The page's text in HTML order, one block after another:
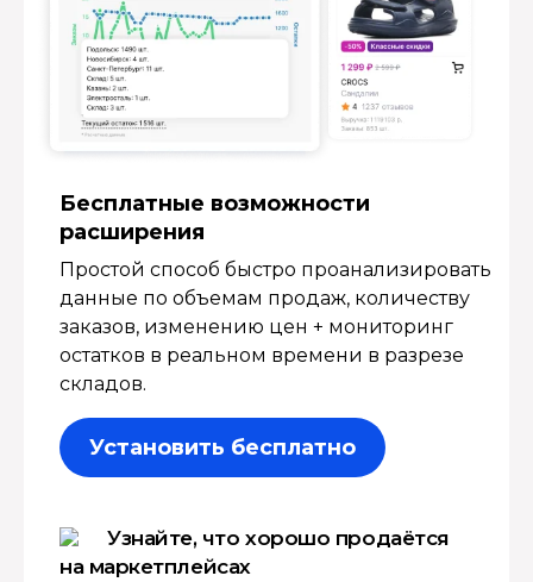
Бесплатные возмож­ности
расширения
Простой способ быстро проанализировать
данные по объемам продаж, количеству
заказов, изменению цен + мониторинг
остатков в реальном времени в разрезе
складов.
Установить бесплатно
Узнайте, что хорошо продаётся
на маркетплейсах